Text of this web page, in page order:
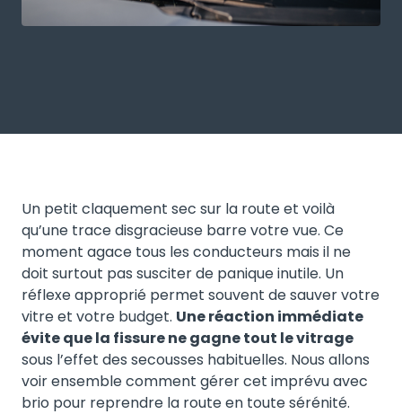
Un petit claquement sec sur la route et voilà
qu’une trace disgracieuse barre votre vue. Ce
moment agace tous les conducteurs mais il ne
doit surtout pas susciter de panique inutile. Un
réflexe approprié permet souvent de sauver votre
vitre et votre budget. Une réaction immédiate
évite que la fissure ne gagne tout le vitrage
sous l’effet des secousses habituelles. Nous allons
voir ensemble comment gérer cet imprévu avec
brio pour reprendre la route en toute sérénité.